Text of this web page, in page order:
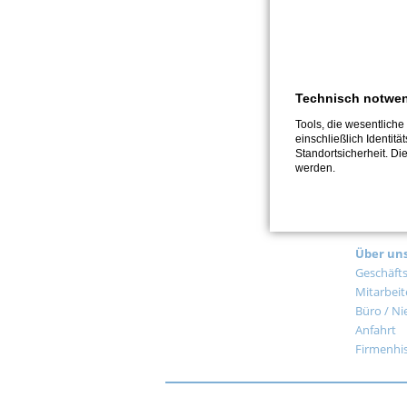
Start
Über
Büro /
Anfahrt
Technisch
Tools, die
einschließlich
Standortsicherheit.
werden.